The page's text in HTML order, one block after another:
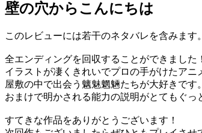
壁の穴からこんにちは
このレビューには若干のネタバレを含みます。
全エンディングを回収することができました！
イラストが凄くきれいでプロの手がけたアニ
屋敷の中で出会う魑魅魍魎たちが大好きです
おまけで明かされる能力の説明がとてもぐっ
すてきな作品をありがとうございます！